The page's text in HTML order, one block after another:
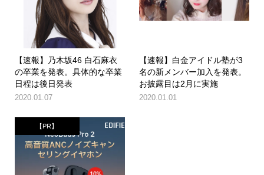
【速報】乃木坂46 白石麻衣
の卒業を発表。具体的な卒業
日程は後日発表
2020.01.07
【速報】白金アイドル塾が3
名の新メンバー加入を発表。
お披露目は2月に実施
2020.01.01
【PR】